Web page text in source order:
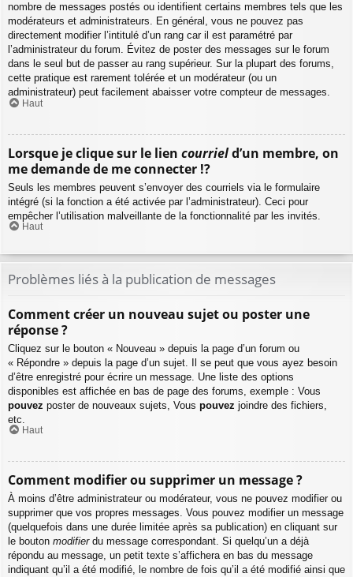
nombre de messages postés ou identifient certains membres tels que les
modérateurs et administrateurs. En général, vous ne pouvez pas
directement modifier l’intitulé d’un rang car il est paramétré par
l’administrateur du forum. Évitez de poster des messages sur le forum
dans le seul but de passer au rang supérieur. Sur la plupart des forums,
cette pratique est rarement tolérée et un modérateur (ou un
administrateur) peut facilement abaisser votre compteur de messages.
Haut
Lorsque je clique sur le lien courrield’un membre, on
me demande de me connecter !?
Seuls les membres peuvent s’envoyer des courriels via le formulaire
intégré (si la fonction a été activée par l’administrateur). Ceci pour
empêcher l’utilisation malveillante de la fonctionnalité par les invités.
Haut
Problèmes liés à la publication de messages
Comment créer un nouveau sujet ou poster une
réponse ?
Cliquez sur le bouton « Nouveau » depuis la page d’un forum ou
« Répondre » depuis la page d’un sujet. Il se peut que vous ayez besoin
d’être enregistré pour écrire un message. Une liste des options
disponibles est affichée en bas de page des forums, exemple : Vous
pouvez poster de nouveaux sujets, Vous pouvez joindre des fichiers,
etc.
Haut
Comment modifier ou supprimer un message ?
À moins d’être administrateur ou modérateur, vous ne pouvez modifier ou
supprimer que vos propres messages. Vous pouvez modifier un message
(quelquefois dans une durée limitée après sa publication) en cliquant sur
le bouton modifierdu message correspondant. Si quelqu’un a déjà
répondu au message, un petit texte s’affichera en bas du message
indiquant qu’il a été modifié, le nombre de fois qu’il a été modifié ainsi que